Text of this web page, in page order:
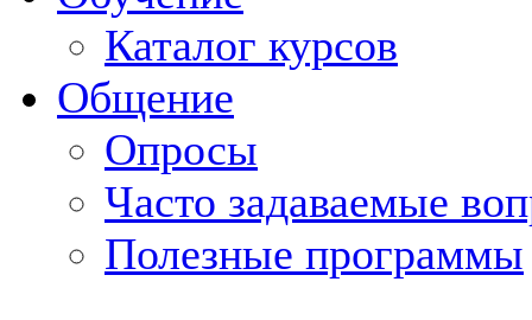
Каталог курсов
Общение
Опросы
Часто задаваемые
Полезные программы